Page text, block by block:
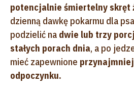
potencjalnie śmiertelny skręt
dzienną dawkę pokarmu dla
podzielić na dwie lub trzy
stałych porach dnia, a po
mieć zapewnione
odpoczynku.